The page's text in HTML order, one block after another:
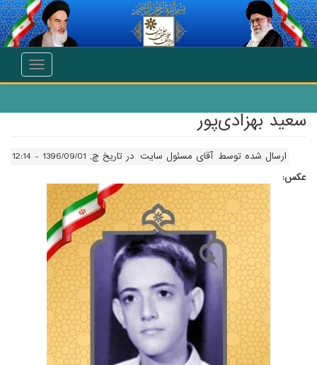
انتقال به محتوای اصلی
Toggle
سعید بهزادی‌پور
ارسال شده توسط آقای مسئول سایت در تاریخ چ, 1396/09/01 - 12:14
عکس: